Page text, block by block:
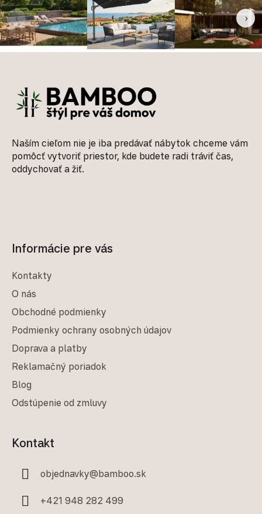
‹ ›
Naším cieľom nie je iba predávať nábytok chceme vám
pomôcť vytvoriť priestor, kde budete radi tráviť čas,
oddychovať a žiť.
Informácie pre vás
Kontakty
O nás
Obchodné podmienky
Podmienky ochrany osobných údajov
Doprava a platby
Reklamačný poriadok
Blog
Odstúpenie od zmluvy
Kontakt
objednavky@bamboo.sk
+421 948 282 499